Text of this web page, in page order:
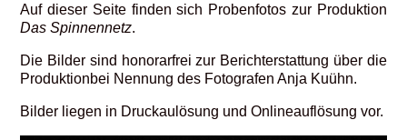
Auf dieser Seite finden sich Probenfotos zur Produktion
Das Spinnennetz.
Die Bilder sind honorarfrei zur Berichterstattung über die
Produktionbei Nennung des Fotografen Anja Kuühn.
Bilder liegen in Druckaulösung und Onlineauflösung vor.